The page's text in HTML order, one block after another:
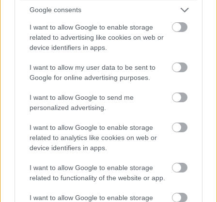
Google consents
I want to allow Google to enable storage
related to advertising like cookies on web or
device identifiers in apps.
I want to allow my user data to be sent to
Google for online advertising purposes.
I want to allow Google to send me
personalized advertising.
I want to allow Google to enable storage
related to analytics like cookies on web or
device identifiers in apps.
I want to allow Google to enable storage
related to functionality of the website or app.
I want to allow Google to enable storage